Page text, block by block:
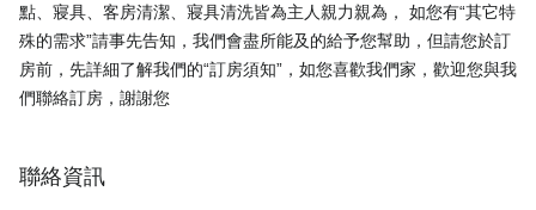
點、寢具、客房清潔、寢具清洗皆為主人親力親為， 如您有“其它特
殊的需求”請事先告知，我們會盡所能及的給予您幫助，但請您於訂
房前，先詳細了解我們的“訂房須知”，如您喜歡我們家，歡迎您與我
聯絡資訊